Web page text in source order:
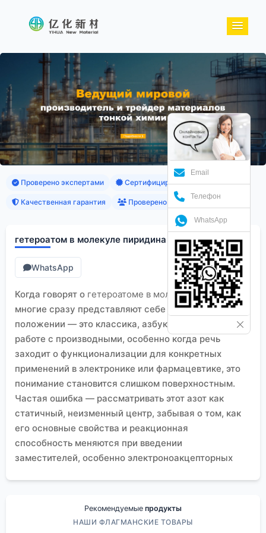
Проверено экспертами Сертифицированные продукты
Качественная гарантия Проверено клиентами
гетероатом в молекуле пиридина
WhatsApp
Когда говорят о гетероатоме в молекуле пиридина,
многие сразу представляют себе азот в шестом
положении — это классика, азбука. Но в реальной
работе с производными, особенно когда речь
заходит о функционализации для конкретных
применений в электронике или фармацевтике, это
понимание становится слишком поверхностным.
Частая ошибка — рассматривать этот азот как
статичный, неизменный центр, забывая о том, как
его основные свойства и реакционная
способность меняются при введении
заместителей, особенно электроноакцепторных
в каталитической системе или сродство молекулы
Рекомендуемые продукты
НАШИ ФЛАГМАНСКИЕ ТОВАРЫ
Email
Телефон
WhatsApp